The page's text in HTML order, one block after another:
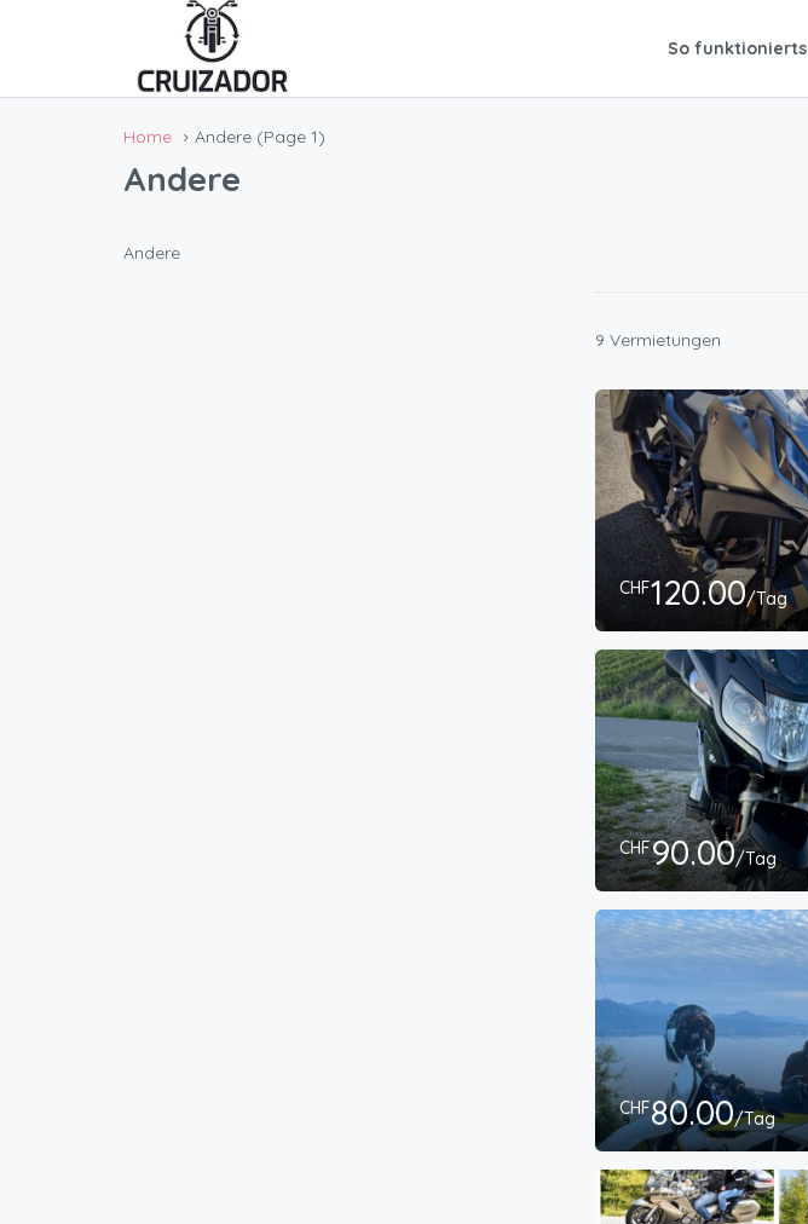
So funktionierts
Home Andere (Page 1)
Andere
Andere
9 Vermietungen
CHF120.00/Tag
CHF90.00/Tag
CHF80.00/Tag